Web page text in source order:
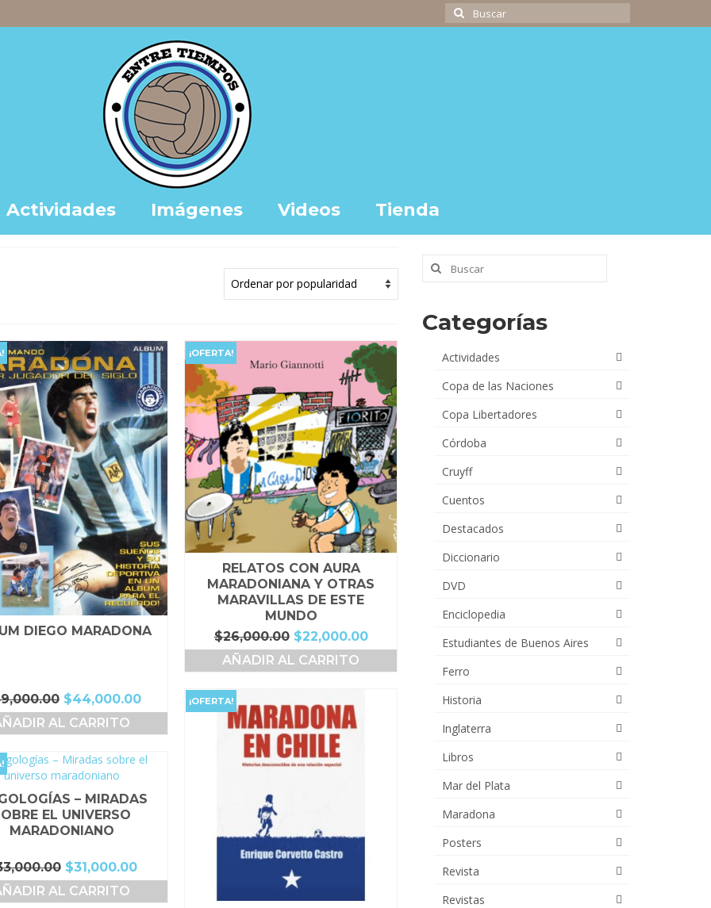
Buscar
por:
Actividades Imágenes Videos Tienda
DIEGO MARADONA
El
precio
original
$49,000.00.
$44,000.00El
precio
$44,000.00.
AL CARRITO
¡OFERTA!
RELATOS CON AURA
MARADONIANA Y OTRAS
MARAVILLAS DE ESTE
MUNDO
$26,000.00 El
precio
original
$22,000.00El
precio
$22,000.00.
AÑADIR AL CARRITO
¡OFERTA!
– MIRADAS
EL UNIVERSO
MARADONIANO
El
precio
original
$31,000.00El
precio
AL CARRITO
Buscar
por:
Categorías
Actividades
Copa de las Naciones
Copa Libertadores
Córdoba
Cruyff
Cuentos
Destacados
Diccionario
DVD
Enciclopedia
Estudiantes de Buenos Aires
Ferro
Historia
Inglaterra
Libros
Mar del Plata
Maradona
Posters
Revista
Revistas